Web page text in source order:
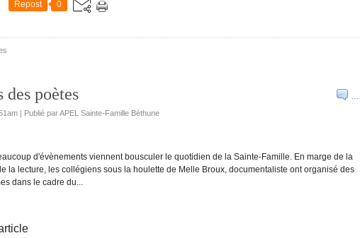
Repost 0
…
des poètes
| Publié par APEL Sainte-Famille Béthune
d'évènements viennent bousculer le quotidien de la Sainte-Famille. En marge de la
la lecture, les collégiens sous la houlette de Melle Broux, documentaliste ont organisé des
dans le cadre du...